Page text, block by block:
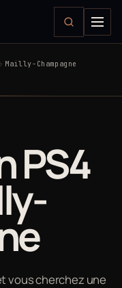
Mailly-Champagne
PS4
vous cherchez une